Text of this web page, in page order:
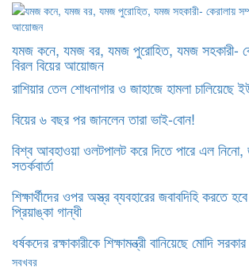
যমজ কনে, যমজ বর, যমজ পুরোহিত, যমজ সহকারী-
বিরল বিয়ের আয়োজন
রাশিয়ার তেল শোধনাগার ও জাহাজে হামলা চালিয়েছে
বিয়ের ৬ বছর পর জানলেন তারা ভাই-বোন!
বিশ্ব আবহাওয়া ওলটপালট করে দিতে পারে এল নিনো,
সতর্কবার্তা
শিক্ষার্থীদের ওপর অস্ত্র ব্যবহারের জবাবদিহি করতে
প্রিয়াঙ্কা গান্ধী
ধর্ষকদের রক্ষাকারীকে শিক্ষামন্ত্রী বানিয়েছে মোদি
সবখবর